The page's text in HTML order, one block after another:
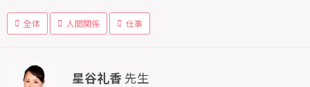
全体 人間関係 仕事
星谷礼香 先生